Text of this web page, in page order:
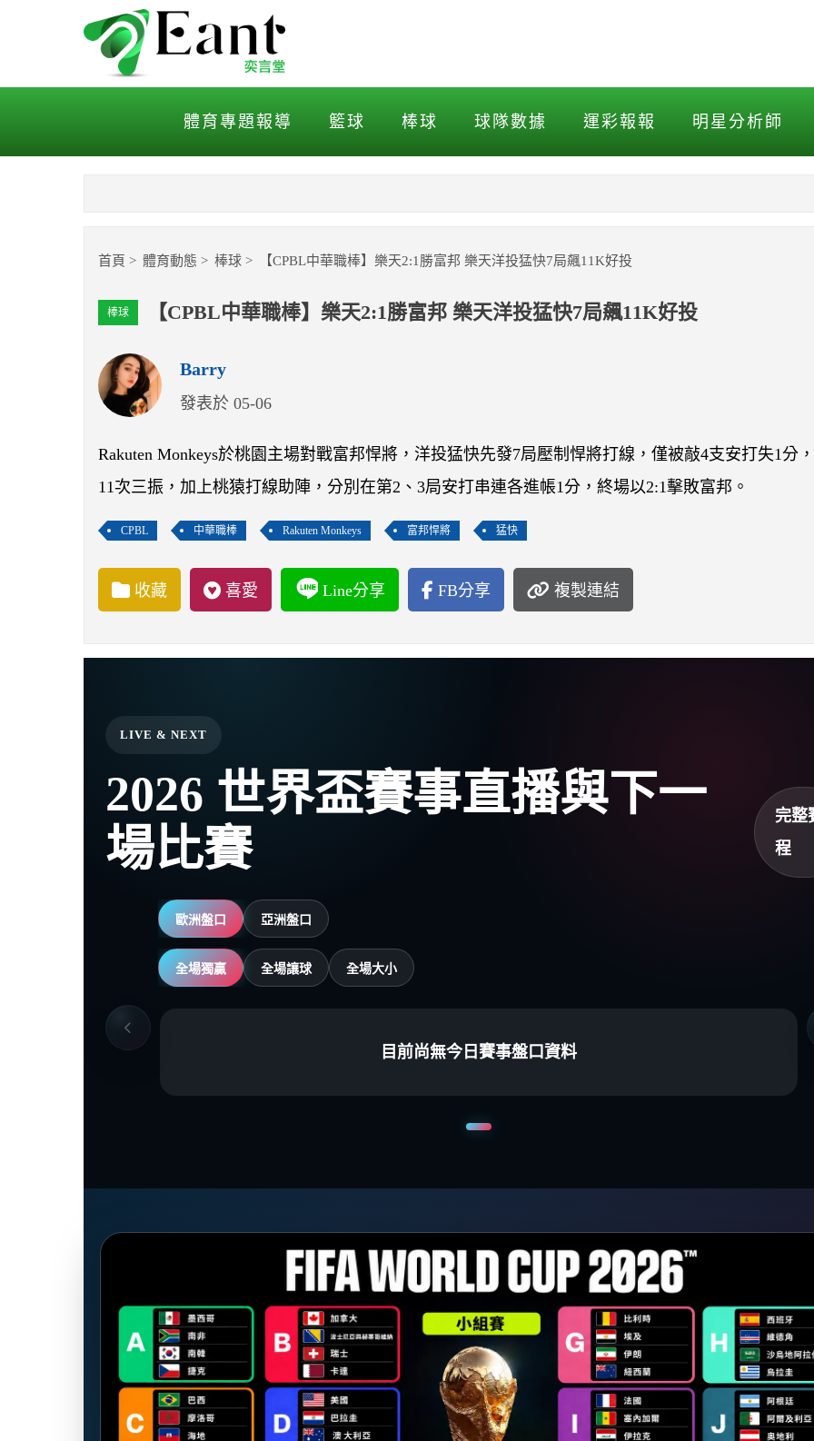
【CPBL中華職棒】樂天2:1勝富邦 樂天洋投猛快7局飆
體育專題報導 籃球 棒球 球隊數據 運彩報報 明星分析師
首頁 體育動態 棒球 【CPBL中華職棒】樂天2:1勝富邦 樂天洋投猛快7局飆11K好投
棒球 【CPBL中華職棒】樂天2:1勝富邦 樂天洋投猛快7局飆11K好投
Barry
發表於 05-06
Rakuten Monkeys於桃園主場對戰富邦悍將，洋投猛快先發7局壓制悍將打線，僅被敲4支安打失1分
11次三振，加上桃猿打線助陣，分別在第2、3局安打串連各進帳1分，終場以2:1擊敗富邦。
CPBL 中華職棒 Rakuten Monkeys 富邦悍將 猛快
收藏 喜愛 Line分享 FB分享 複製連結
LIVE & NEXT
2026 世界盃賽事直播與下一
場比賽
完整
程
歐洲盤口 亞洲盤口
全場獨贏 全場讓球 全場大小
目前尚無今日賽事盤口資料